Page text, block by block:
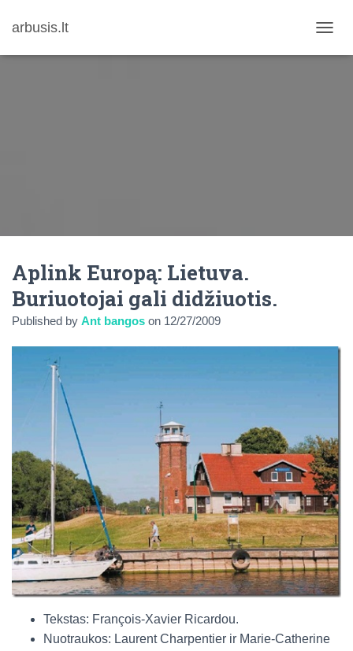
arbusis.lt
O
I
Aplink Europą: Lietuva.
Buriuotojai gali didžiuotis.
Published by Ant bangos on 12/27/2009
Tekstas: François-Xavier Ricardou.
Nuotraukos: Laurent Charpentier ir Marie-Catherine